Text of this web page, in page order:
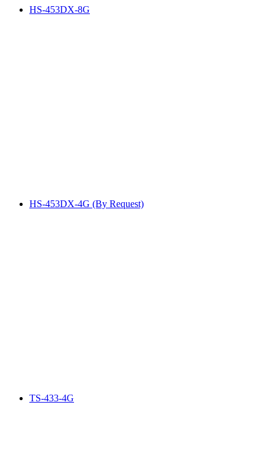
HS-453DX-8G
HS-453DX-4G (By Request)
TS-433-4G